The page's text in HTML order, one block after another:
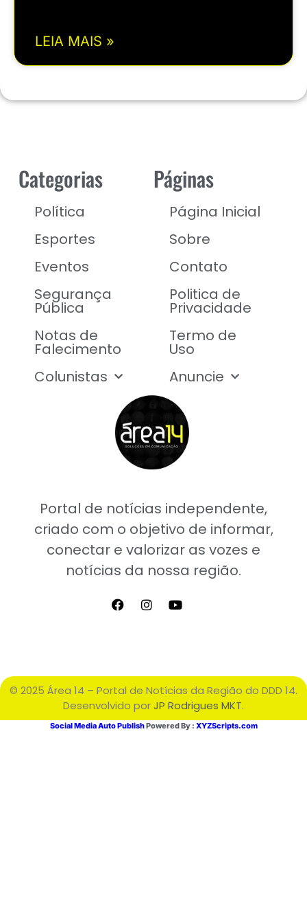
LEIA MAIS »
Portal de notícias independente,
criado com o objetivo de informar,
conectar e valorizar as vozes e
notícias da nossa região.
Categorias
Política
Esportes
Eventos
Segurança
Pública
Notas de
Falecimento
Colunistas
Páginas
Página Inicial
Sobre
Contato
Politica de
Privacidade
Termo de
Uso
Anuncie
© 2025 Área 14 – Portal de Notícias da Região do DDD 14.
Desenvolvido porJP Rodrigues MKT.
Social Media Auto PublishPowered By : XYZScripts.com